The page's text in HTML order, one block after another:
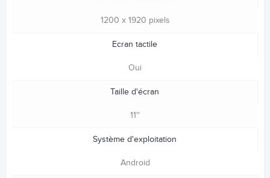
1200 x 1920 pixels
Ecran tactile
Oui
Taille d'écran
11''
Système d'exploitation
Android